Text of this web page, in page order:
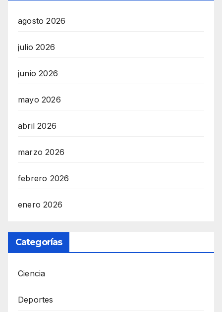
agosto 2026
julio 2026
junio 2026
mayo 2026
abril 2026
marzo 2026
febrero 2026
enero 2026
Categorías
Ciencia
Deportes